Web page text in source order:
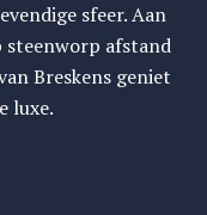
sfeer. Aan
steenworp afstand
Breskens geniet
luxe.